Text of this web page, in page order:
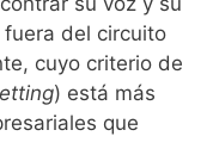
del circuito
cuyo criterio de
) está más
que